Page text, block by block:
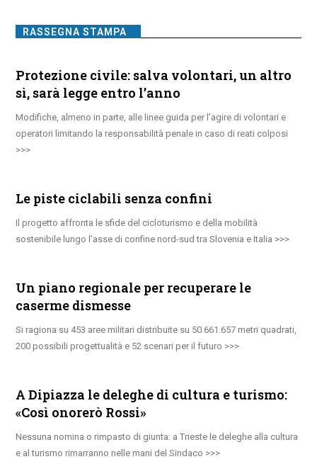
RASSEGNA STAMPA
Protezione civile: salva volontari, un altro
sì, sarà legge entro l’anno
Modifiche, almeno in parte, alle linee guida per l’agire di volontari e
operatori limitando la responsabilità penale in caso di reati colposi
Le piste ciclabili senza confini
Il progetto affronta le sfide del cicloturismo e della mobilità
sostenibile lungo l’asse di confine nord-sud tra Slovenia e Italia
Un piano regionale per recuperare le
caserme dismesse
Si ragiona su 453 aree militari distribuite su 50.661.657 metri quadrati,
200 possibili progettualità e 52 scenari per il futuro
A Dipiazza le deleghe di cultura e turismo:
«Così onorerò Rossi»
Nessuna nomina o rimpasto di giunta: a Trieste le deleghe alla cultura
e al turismo rimarranno nelle mani del Sindaco